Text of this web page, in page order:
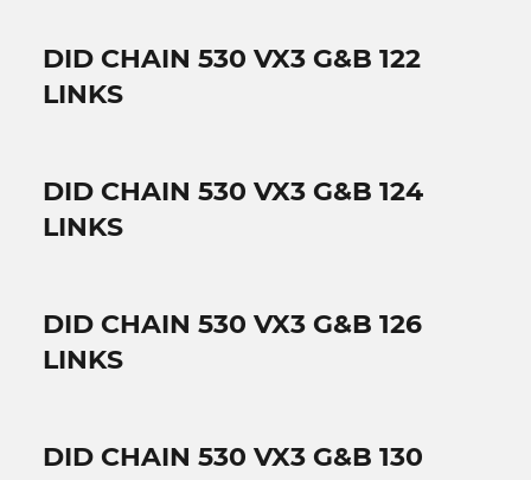
DID CHAIN 530 VX3 G&B 122
LINKS
DID CHAIN 530 VX3 G&B 124
LINKS
DID CHAIN 530 VX3 G&B 126
LINKS
DID CHAIN 530 VX3 G&B 130